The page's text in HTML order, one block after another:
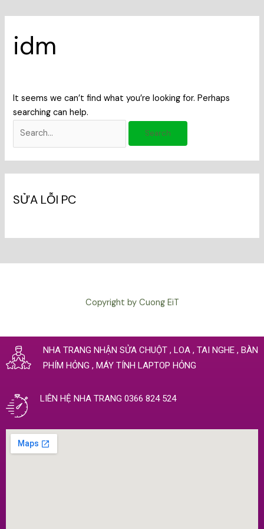
idm
It seems we can’t find what you’re looking for. Perhaps
searching can help.
SỬA LỖI PC
Copyright by Cuong EiT
NHA TRANG NHẬN SỬA CHUỘT , LOA , TAI NGHE , BÀN
PHÍM HỎNG , MÁY TÍNH LAPTOP HỎNG
LIÊN HỆ NHA TRANG 0366 824 524